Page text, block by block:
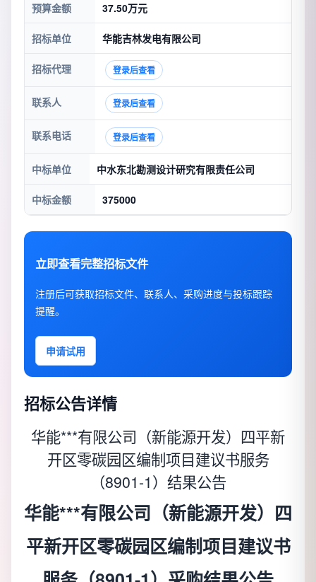
预算金额 37.50万元
招标单位 华能吉林发电有限公司
招标代理 登录后查看
联系人 登录后查看
联系电话 登录后查看
中标单位 中水东北勘测设计研究有限责任公司
中标金额 375000
立即查看完整招标文件
注册后可获取招标文件、联系人、采购进度与投标跟踪
提醒。
申请试用
招标公告详情
华能***有限公司（新能源开发）四平新
开区零碳园区编制项目建议书服务
（8901-1）结果公告
华能***有限公司（新能源开发）四
平新开区零碳园区编制项目建议书